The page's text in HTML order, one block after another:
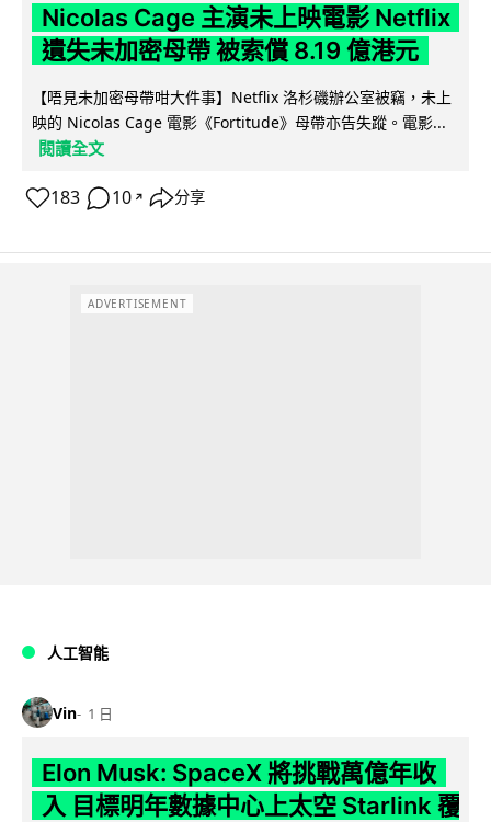
Nicolas Cage 主演未上映電影 Netflix
遺失未加密母帶 被索償 8.19 億港元
【唔見未加密母帶咁大件事】Netflix 洛杉磯辦公室被竊，未上
映的 Nicolas Cage 電影《Fortitude》母帶亦告失蹤。電影...
閱讀全文
183 10 ↗ 分享
ADVERTISEMENT
人工智能
Vin 1 日
Elon Musk: SpaceX 將挑戰萬億年收
入 目標明年數據中心上太空 Starlink 覆